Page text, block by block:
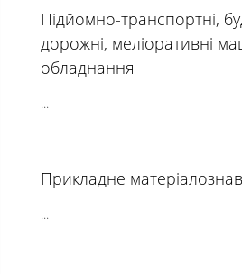
Підйомно-транспортні,
дорожні, меліоративні
обладнання
...
Прикладне
...